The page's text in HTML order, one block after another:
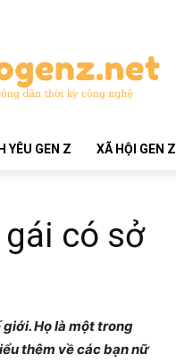
YÊU GEN Z XÃ HỘI GEN Z
có sở
Họ là một trong
thêm về các bạn nữ